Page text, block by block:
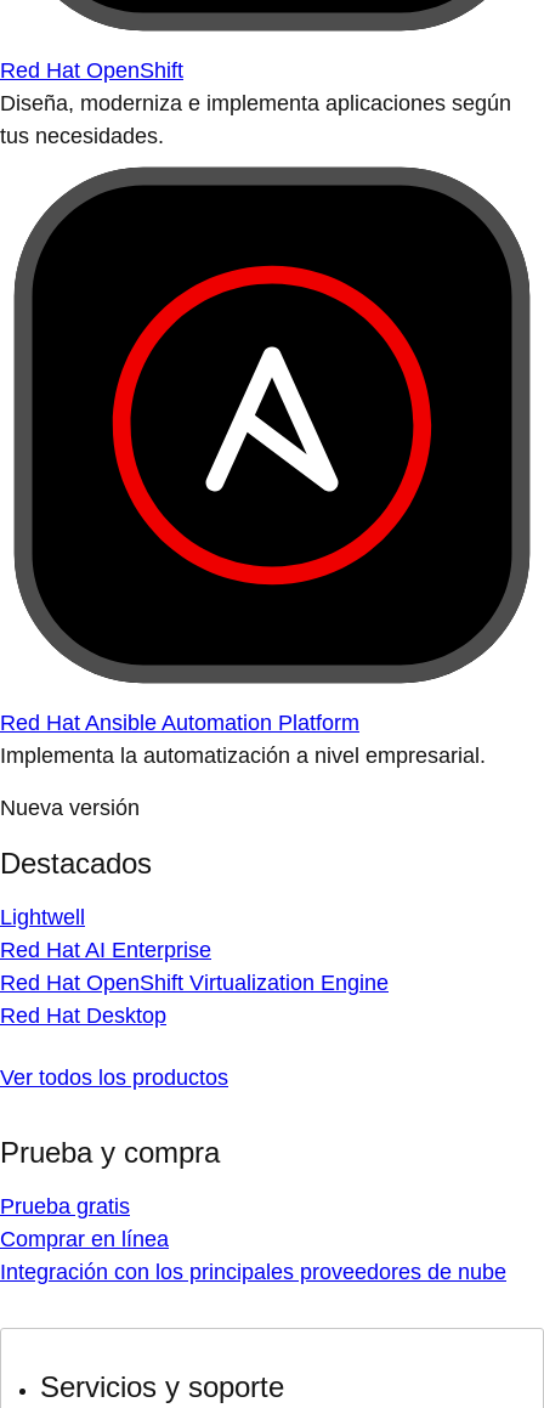
Red Hat OpenShift
Diseña, moderniza e implementa aplicaciones según
tus necesidades.
Red Hat Ansible Automation Platform
Implementa la automatización a nivel empresarial.
Nueva versión
Destacados
Lightwell
Red Hat AI Enterprise
Red Hat OpenShift Virtualization Engine
Red Hat Desktop
Ver todos los productos
Prueba y compra
Prueba gratis
Comprar en línea
Integración con los principales proveedores de nube
Servicios y soporte